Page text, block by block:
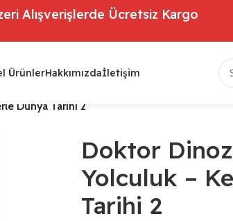
Alışverişlerde Ücretsiz Kargo
ÜrünlerHakkımızdaİletişim
Dünya Tarihi 2
Doktor
Yolculuk –
Tarihi 2